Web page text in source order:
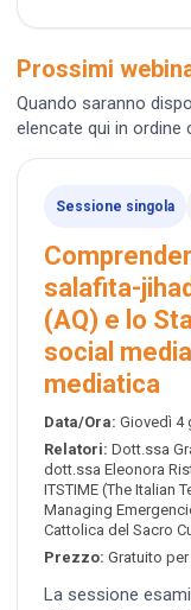
Prossimi
Quando saranno
elencate qui in ordine
Sessione singola
salafita-
(AQ) e lo
social
mediatica
Data/Ora: Giovedì 4
Relatori: Dott.ssa
dott.ssa Eleonora
ITSTIME (The Italian
Managing
Cattolica del Sacro
Prezzo: Gratuito
La sessione